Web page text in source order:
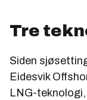
Tre
Siden
Eidesvik
LNG-